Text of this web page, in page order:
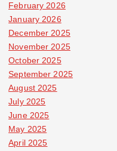
February 2026
January 2026
December 2025
November 2025
October 2025
September 2025
August 2025
July 2025
June 2025
May 2025
April 2025